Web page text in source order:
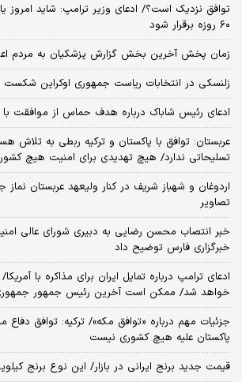
۶۰ روزه برقرار شود
زمان پخش آخرین بخش گزارش پزشکیان به مردم
زلنسکی در انتخابات ریاست جمهوری اوکراین
ادعای رئیس شاباک درباره هدف حماس از موافقت
عربستان: توافق با پاکستان و ترکیه ربطی به تلاش
تسلیحاتی ندارد/ هیچ تهدیدی برای امنیت هیچ
اردوغان و شهباز شریف در کنار ولیعهد عربستان
تصاویر
خبر انتصاب محسن رضایی به دبیری شورای عالی
خبرگزاری فارس توضیح داد
ادعای ترامپ درباره تمایل ایران برای مذاکره با
خواهد شد/ ممکن است آخرین رئیس‌ جمهور
جزئیات مهم درباره «توافق مکه»/ ترکیه‌: توافق دفاع
پاکستان علیه هیچ کشوری نیست
قیمت جدید برنج ایرانی در بازار/ این نوع برنج کیلویی ۵۹۵ هزار تومان